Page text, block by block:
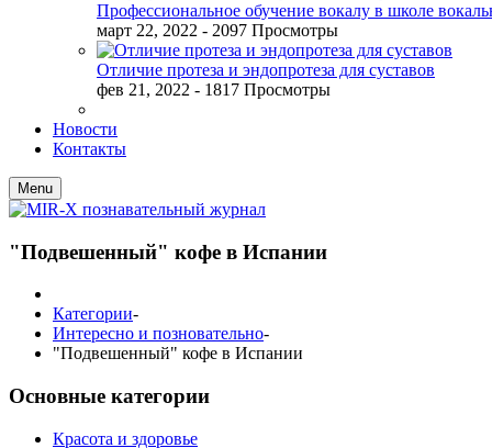
Профессиональное обучение вокалу в школе
март 22, 2022 - 2097 Просмотры
Отличие протеза и эндопротеза для суставов
фев 21, 2022 - 1817 Просмотры
Новости
Контакты
Menu
"Подвешенный" кофе в Испании
Категории-
Интересно и позновательно-
"Подвешенный" кофе в Испании
Основные категории
Красота и здоровье